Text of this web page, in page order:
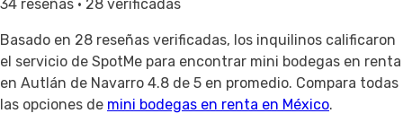
34 reseñas · 28 verificadas
Basado en 28 reseñas verificadas, los inquilinos calificaron
el servicio de SpotMe para encontrar mini bodegas en renta
en Autlán de Navarro 4.8 de 5 en promedio. Compara todas
las opciones de mini bodegas en renta en México.